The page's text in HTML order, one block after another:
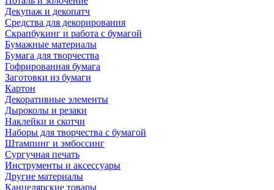
Декупаж и декопатч
Средства для декорирования
Скрапбукинг и работа с бумагой
Бумажные материалы
Бумага для творчества
Гофрированная бумага
Заготовки из бумаги
Картон
Декоративные элементы
Дыроколы и резаки
Наклейки и скотчи
Наборы для творчества с бумагой
Штампинг и эмбоссинг
Сургучная печать
Инструменты и аксессуары
Другие материалы
Канцелярские товары